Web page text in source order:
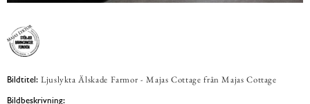
Bildtitel: Ljuslykta Älskade Farmor - Majas Cottage från Majas Cottage
Bildbeskrivning: